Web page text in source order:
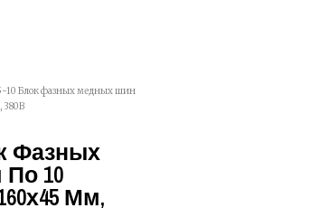
10 Блок фазных медных шин
380В
Фазных
10
Мм,